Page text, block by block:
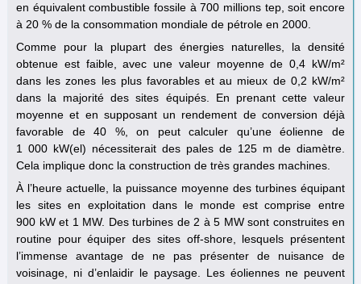
en équivalent combustible fossile à 700 millions tep, soit encore
à 20 % de la consommation mondiale de pétrole en 2000.
Comme pour la plupart des énergies naturelles, la densité
obtenue est faible, avec une valeur moyenne de 0,4 kW/m²
dans les zones les plus favorables et au mieux de 0,2 kW/m²
dans la majorité des sites équipés. En prenant cette valeur
moyenne et en supposant un rendement de conversion déjà
favorable de 40 %, on peut calculer qu’une éolienne de
1 000 kW(el) nécessiterait des pales de 125 m de diamètre.
Cela implique donc la construction de très grandes machines.
À l’heure actuelle, la puissance moyenne des turbines équipant
les sites en exploitation dans le monde est comprise entre
900 kW et 1 MW. Des turbines de 2 à 5 MW sont construites en
routine pour équiper des sites off-shore, lesquels présentent
l’immense avantage de ne pas présenter de nuisance de
voisinage, ni d’enlaidir le paysage. Les éoliennes ne peuvent